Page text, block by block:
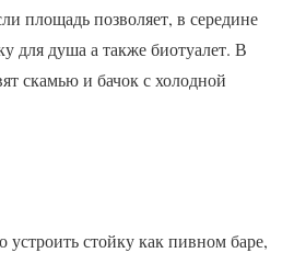
площадь позволяет, в середине
для душа а также биотуалет. В
скамью и бачок с холодной
стойку как пивном баре,